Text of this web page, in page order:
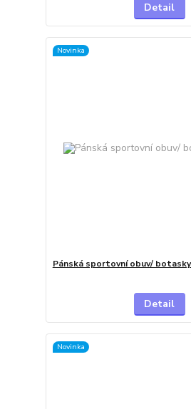
Detail
Novinka
Pánská sportovní obuv/
Detail
Novinka